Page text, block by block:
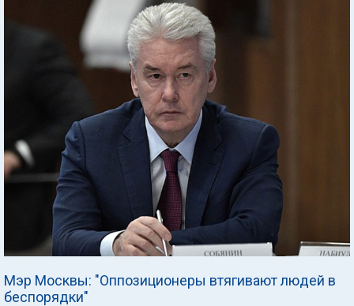
Мэр Москвы: "Оппозиционеры втягивают людей в
беспорядки"